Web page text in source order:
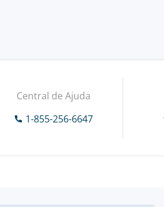
Central de Ajuda
1-855-256-6647